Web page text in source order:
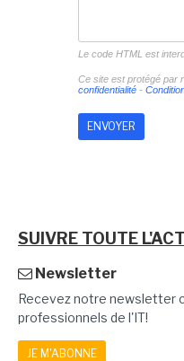
Le code HTML est
Ce site est protégé par
confidentialité-
SUIVRE TOUTE
Newsletter
Recevez notre newsletter
professionnels de l'IT!
JE M'ABONNE